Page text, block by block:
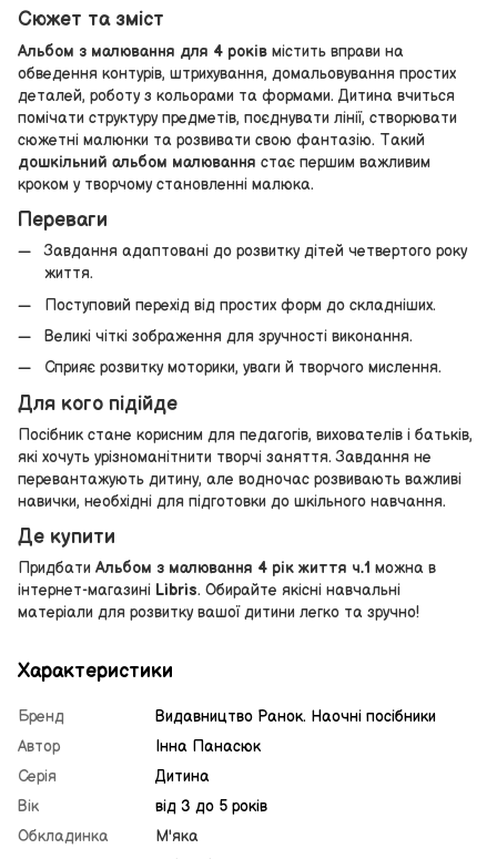
Сюжет та зміст
Альбом з малювання для 4 років містить вправи на
обведення контурів, штрихування, домальовування простих
деталей, роботу з кольорами та формами. Дитина вчиться
помічати структуру предметів, поєднувати лінії, створювати
сюжетні малюнки та розвивати свою фантазію. Такий
дошкільний альбом малювання стає першим важливим
кроком у творчому становленні малюка.
Переваги
Завдання адаптовані до розвитку дітей четвертого року
життя.
Поступовий перехід від простих форм до складніших.
Великі чіткі зображення для зручності виконання.
Сприяє розвитку моторики, уваги й творчого мислення.
Для кого підійде
Посібник стане корисним для педагогів, вихователів і батьків,
які хочуть урізноманітнити творчі заняття. Завдання не
перевантажують дитину, але водночас розвивають важливі
навички, необхідні для підготовки до шкільного навчання.
Де купити
Придбати Альбом з малювання 4 рік життя ч.1 можна в
інтернет-магазині Libris. Обирайте якісні навчальні
матеріали для розвитку вашої дитини легко та зручно!
Характеристики
Бренд
Видавництво Ранок. Наочні посібники
Автор
Інна Панасюк
Серія
Дитина
Вік
від 3 до 5 років
Обкладинка
М'яка